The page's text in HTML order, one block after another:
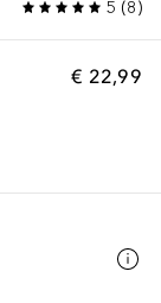
5 (8)
€ 22,99